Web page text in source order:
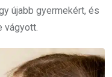
újabb gyermekért, és
vágyott.